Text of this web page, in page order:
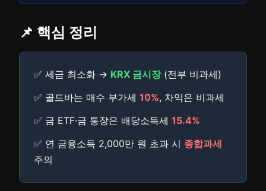
📌 핵심 정리
✅ 세금 최소화 → KRX 금시장(전부 비과세)
✅ 골드바는 매수 부가세 10%, 차익은 비과세
✅ 금 ETF·금 통장은 배당소득세 15.4%
✅ 연 금융소득 2,000만 원 초과 시 종합과세
주의